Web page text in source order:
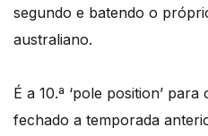
segundo e batendo o
australiano.
É a 10.ª ‘pole position’
fechado a temporada